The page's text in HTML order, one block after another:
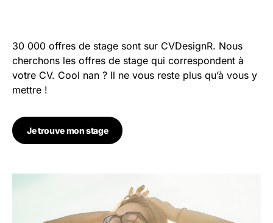
30 000 offres de stage sont sur CVDesignR. Nous
cherchons les offres de stage qui correspondent à
votre CV. Cool nan ? Il ne vous reste plus qu’à vous y
mettre !
Je trouve mon stage